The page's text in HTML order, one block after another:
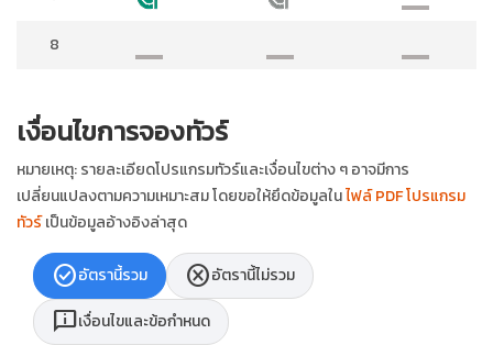
8
เงื่อนไขการจองทัวร์
หมายเหตุ: รายละเอียดโปรแกรมทัวร์และเงื่อนไขต่าง ๆ อาจมีการ
เปลี่ยนแปลงตามความเหมาะสม โดยขอให้ยึดข้อมูลในไฟล์ PDF โปรแกรม
ทัวร์เป็นข้อมูลอ้างอิงล่าสุด
check_circleอัตรานี้รวม cancelอัตรานี้ไม่รวม
chat_infoเงื่อนไขและข้อกำหนด